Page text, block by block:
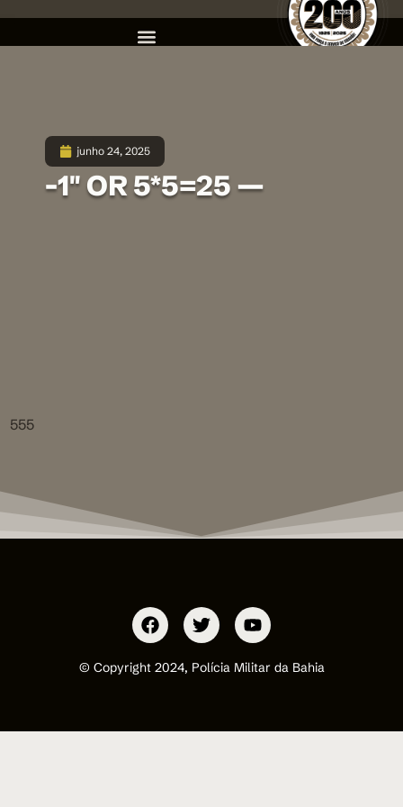
junho 24, 2025
-1″ OR 5*5=25 —
555
© Copyright 2024, Polícia Militar da Bahia